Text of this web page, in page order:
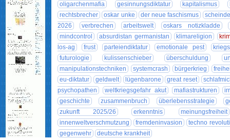
oligarchenmafia
gesinnungsdiktatur kapitalismus
rechtsbrecher
oskar unke der neue faschismus
2026
verbrechen arbeitswelt oskars notizkladde
mindcontrol
absurdistan germanistan klimareligion
los-ag
frust parteiendiktatur emotionale pest
futurologie
kulissenschieber überschuldung
manipulationstechniken
systemcrash bürgerkrieg
eu-diktatur
geldwelt lügenbarone great reset
psychopathen
weltkriegsgefahr akut mafiastrukturen
geschichte
zusammenbruch überlebensstrategie
zukunft 2025/26
erkenntnis
meinungsfreiheit
innenweltverschmutzung
fremdeninvasion
techno
gegenwehr
deutsche krankheit